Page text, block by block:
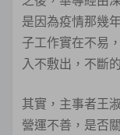
是因為疫情那幾
子工作實在不易
入不敷出，不斷
其實，主事者王
營運不善，是否